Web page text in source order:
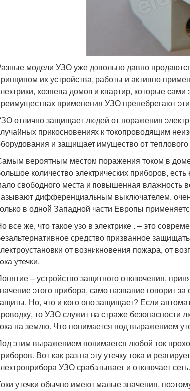
модели УЗО уже довольно давно
их устройства, работы и активно
хозяева домов и квартир, которые
применения УЗО пренебрегают
отлично защищает людей от поражения
прикосновениях к токопроводящим
и защищает имущество от теплового
вероятным местом поражения током в доме
количество электрических приборов,
свободного места и повышенная влажность
дифференциальным выключателем.
в одной Западной части Европы
все же, что такое узо в электрике . – это
средство призванное
от возникновения пожара, от
утечки.
– устройство защитного отключения,
этого прибора, само название говорит
Но, что и кого оно защищает? Если
то УЗО служит на страже безопасности
на землю. Что понимается под выражением
этим выражением понимается любой ток
Вот как раз на эту утечку тока и
УЗО срабатывает и отключает сеть.
утечки обычно имеют малые значения,